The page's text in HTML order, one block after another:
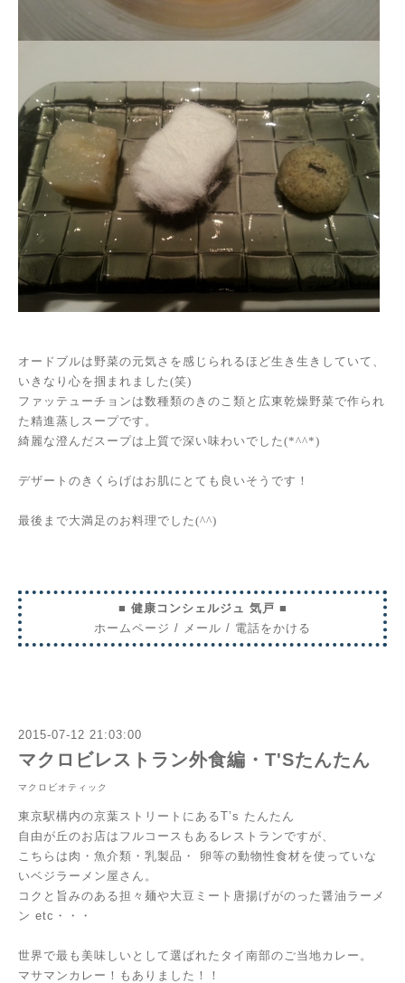
オードブルは野菜の元気さを感じられるほど生き生きしていて、
いきなり心を掴まれました(笑)
ファッテューチョンは数種類のきのこ類と広東乾燥野菜で作られ
た精進蒸しスープです。
綺麗な澄んだスープは上質で深い味わいでした(*^^*)
デザートのきくらげはお肌にとても良いそうです！
最後まで大満足のお料理でした(^^)
■ 健康コンシェルジュ 気戸 ■
ホームページ / メール / 電話をかける
2015-07-12 21:03:00
マクロビレストラン外食編・T'Sたんたん
マクロビオティック
東京駅構内の京葉ストリートにあるT’s たんたん
自由が丘のお店はフルコースもあるレストランですが、
こちらは肉・魚介類・乳製品・ 卵等の動物性食材を使っていな
いベジラーメン屋さん。
コクと旨みのある担々麺や大豆ミート唐揚げがのった醤油ラーメ
ン etc・・・
世界で最も美味しいとして選ばれたタイ南部のご当地カレー。
マサマンカレー！もありました！！